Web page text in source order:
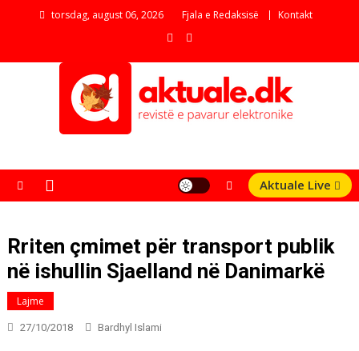
torsdag, august 06, 2026 Fjala e Redaksisë Kontakt
Aktuale Live
Rriten çmimet për transport publik
në ishullin Sjaelland në Danimarkë
Lajme
27/10/2018 Bardhyl Islami